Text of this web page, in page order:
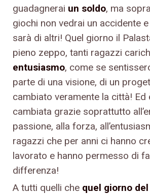
guadagnerai un soldo, ma
giochi non vedrai un accidente
sarà di altri! Quel giorno il
pieno zeppo, tanti ragazzi
entusiasmo, come se
parte di una visione, di un
cambiato veramente la città! Ed
cambiata grazie soprattutto
passione, alla forza,
ragazzi che per anni ci hanno
lavorato e hanno permesso di
differenza!
A tutti quelli che quel giorno